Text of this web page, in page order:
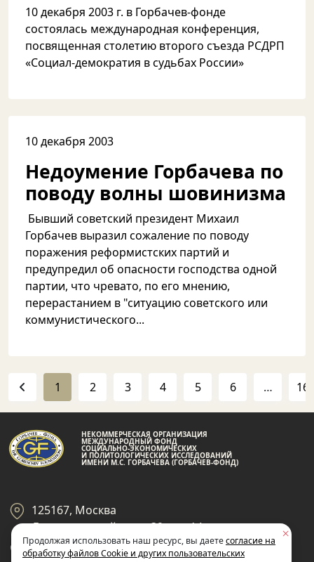
10 декабря 2003 г. в Горбачев-фонде
состоялась международная конференция,
посвященная столетию второго съезда РСДРП
«Социал-демократия в судьбах России»
10 декабря 2003
Недоумение Горбачева по
поводу волны шовинизма
Бывший советский президент Михаил
Горбачев выразил сожаление по поводу
поражения реформистских партий и
предупредил об опасности господства одной
партии, что чревато, по его мнению,
перерастанием в "ситуацию советского или
коммунистического...
1 2 3 4 5 6 … 16
НЕКОММЕРЧЕСКАЯ ОРГАНИЗАЦИЯ
МЕЖДУНАРОДНЫЙ ФОНД
СОЦИАЛЬНО-ЭКОНОМИЧЕСКИХ
И ПОЛИТОЛОГИЧЕСКИХ ИССЛЕДОВАНИЙ
ИМЕНИ М.С. ГОРБАЧЕВА (ГОРБАЧЕВ-ФОНД)
125167, Москва
Ленинградский пр-кт 39, стр 14
+7 495 945-59-99
Продолжая использовать наш ресурс, вы даетесогласие на
обработку файлов Cookie и других пользовательских